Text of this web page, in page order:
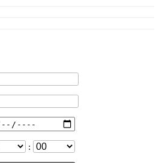
: